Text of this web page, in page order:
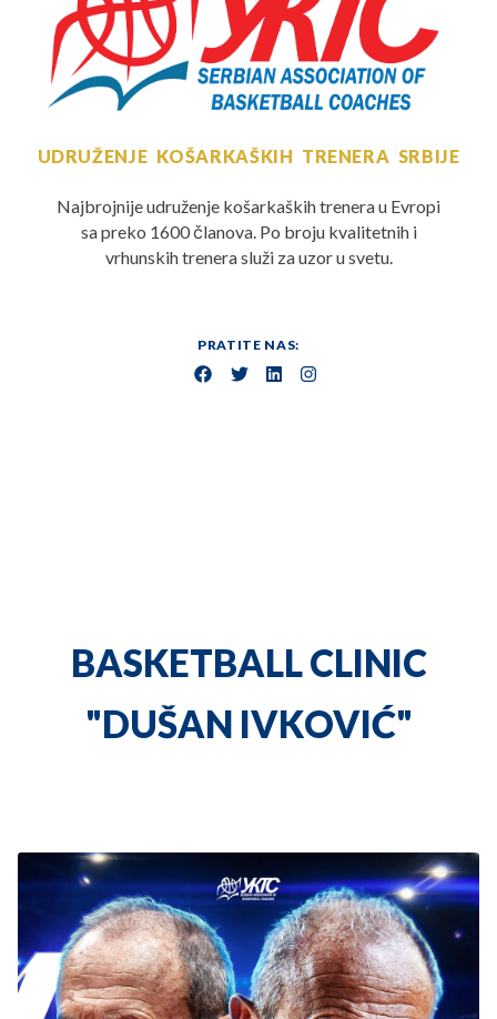
UDRUŽENJE KOŠARKAŠKIH TRENERA SRBIJE
Najbrojnije udruženje košarkaških trenera u Evropi
sa preko 1600 članova. Po broju kvalitetnih i
vrhunskih trenera služi za uzor u svetu.
PRATITE NAS:
BASKETBALL CLINIC
"DUŠAN IVKOVIĆ"